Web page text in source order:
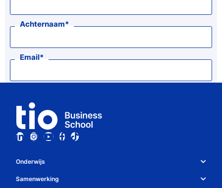
Achternaam
Email
Onderwijs
Studiekeuze en opleidingen
Samenwerking